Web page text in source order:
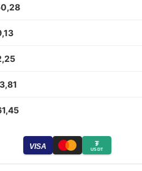
VISA ₮
USDT